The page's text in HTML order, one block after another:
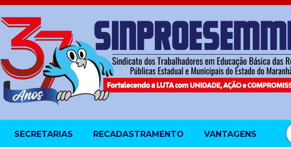
SECRETARIAS RECADASTRAMENTO VANTAGENS